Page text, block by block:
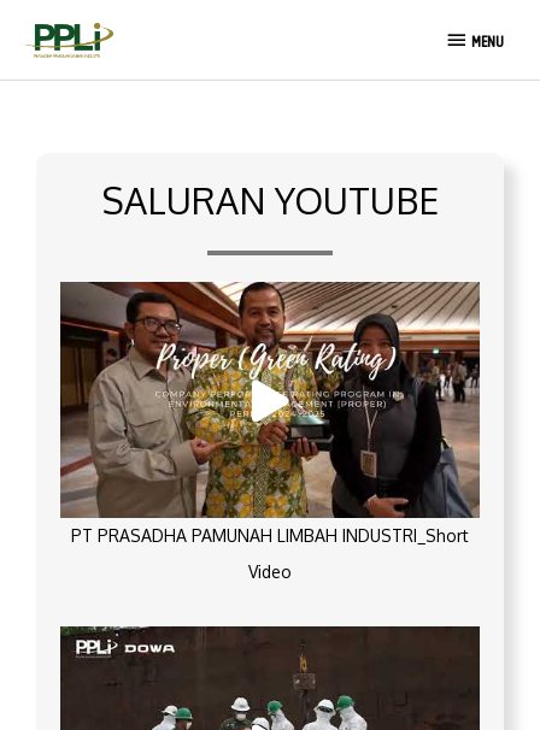
MENU
MENU
SALURAN YOUTUBE
PT PRASADHA PAMUNAH LIMBAH INDUSTRI_Short
Video